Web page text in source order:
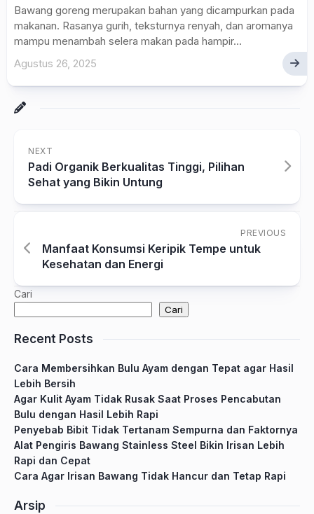
Bawang goreng merupakan bahan yang dicampurkan pada
makanan. Rasanya gurih, teksturnya renyah, dan aromanya
mampu menambah selera makan pada hampir...
Agustus 26, 2025
NEXT
Padi Organik Berkualitas Tinggi, Pilihan
Sehat yang Bikin Untung
PREVIOUS
Manfaat Konsumsi Keripik Tempe untuk
Kesehatan dan Energi
Cari
Cari
Recent Posts
Cara Membersihkan Bulu Ayam dengan Tepat agar Hasil
Lebih Bersih
Agar Kulit Ayam Tidak Rusak Saat Proses Pencabutan
Bulu dengan Hasil Lebih Rapi
Penyebab Bibit Tidak Tertanam Sempurna dan Faktornya
Alat Pengiris Bawang Stainless Steel Bikin Irisan Lebih
Rapi dan Cepat
Cara Agar Irisan Bawang Tidak Hancur dan Tetap Rapi
Arsip